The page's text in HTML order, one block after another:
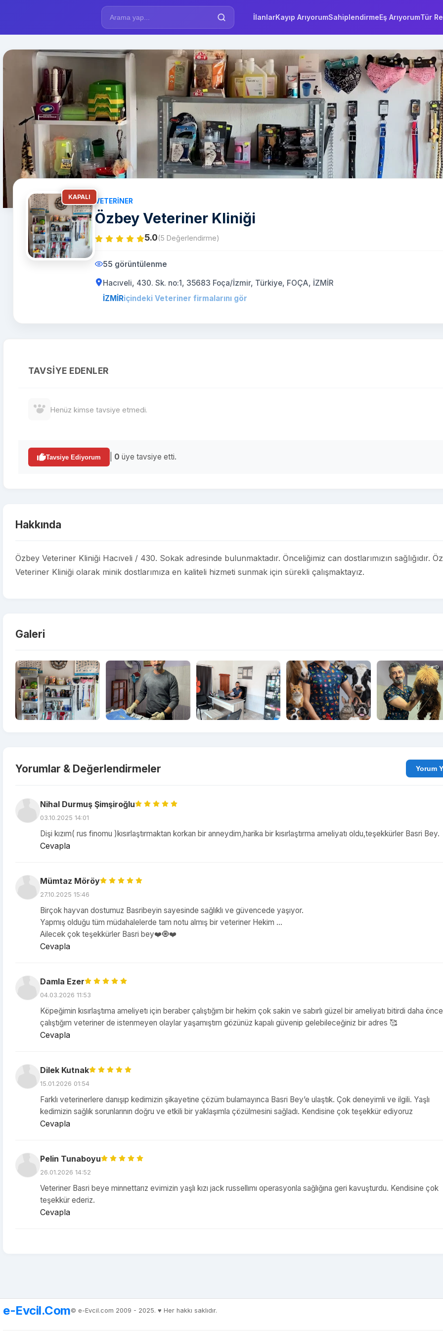
İlanlarKayıp ArıyorumSahiplendirmeEş ArıyorumTür
KAPALI
VETERINER
Özbey Veteriner Kliniği
5.0(5 Değerlendirme)
55 görüntülenme
Hacıveli, 430. Sk. no:1, 35683 Foça/İzmir, Türkiye, FOÇA, İZMİR
İZMİRiçindeki Veteriner firmalarını gör
TAVSIYE EDENLER
Henüz kimse tavsiye etmedi.
Tavsiye Ediyorum 0 üye tavsiye etti.
Hakkında
Özbey Veteriner Kliniği Hacıveli / 430. Sokak adresinde bulunmaktadır. Önceliğimiz can dostlarımızın sağlığıdır.
Veteriner Kliniği olarak minik dostlarımıza en kaliteli hizmeti sunmak için sürekli çalışmaktayız.
Galeri
Yorumlar & Değerlendirmeler
Nihal Durmuş Şimşiroğlu
03.10.2025 14:01
Dişi kızım( rus finomu )kısırlaştırmaktan korkan bir anneydim,harika bir kısırlaştırma ameliyatı oldu,teşekkürler Basri Bey.
Cevapla
Mümtaz Möröy
27.10.2025 15:46
Birçok hayvan dostumuz Basribeyin sayesinde sağlıklı ve güvencede yaşıyor.
Yapmış olduğu tüm müdahalelerde tam notu almış bir veteriner Hekim ...
Ailecek çok teşekkürler Basri bey❤️🧿❤️
Cevapla
Damla Ezer
04.03.2026 11:53
Köpeğimin kısırlaştıma ameliyetı için beraber çalıştığım bir hekim çok sakin ve sabırlı güzel bir ameliyatı bitirdi daha önce
çalıştığım veteriner de istenmeyen olaylar yaşamıştım gözünüz kapalı güvenip gelebileceğiniz bir adres 🥰
Cevapla
Dilek Kutnak
15.01.2026 01:54
Farklı veterinerlere danışıp kedimizin şikayetine çözüm bulamayınca Basri Bey’e ulaştık. Çok deneyimli ve ilgili. Yaşlı
kedimizin sağlık sorunlarının doğru ve etkili bir yaklaşımla çözülmesini sağladı. Kendisine çok teşekkür ediyoruz
Cevapla
Pelin Tunaboyu
26.01.2026 14:52
Veteriner Basri beye minnettarız evimizin yaşlı kızı jack russellımı operasyonla sağlığına geri kavuşturdu. Kendisine çok
teşekkür ederiz.
Cevapla
e-Evcil.Com© e-Evcil.com 2009 - 2025. ♥️ Her hakkı saklıdır.